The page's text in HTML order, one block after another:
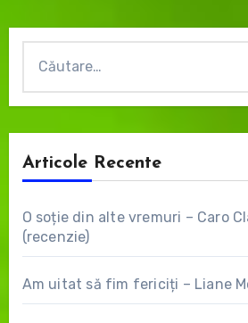
Articole Recente
O soție din alte vremuri – Caro
(recenzie)
Am uitat să fim fericiți – Liane